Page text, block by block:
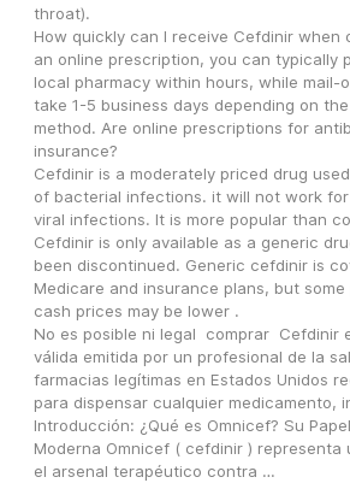
throat).
How quickly can I receive Cefdinir when
an online prescription, you can typically
local pharmacy within hours, while mail-
take 1-5 business days depending on
method. Are online prescriptions for
insurance?
Cefdinir is a moderately priced drug
of bacterial infections. it will not work
viral infections. It is more popular than
Cefdinir is only available as a generic
been discontinued. Generic cefdinir is
Medicare and insurance plans, but
cash prices may be lower .
No es posible ni legal  comprar  Cefdinir
válida emitida por un profesional de la
farmacias legítimas en Estados Unidos
para dispensar cualquier medicamento,
Introducción: ¿Qué es Omnicef? Su
Moderna Omnicef ( cefdinir ) representa
el arsenal terapéutico contra …